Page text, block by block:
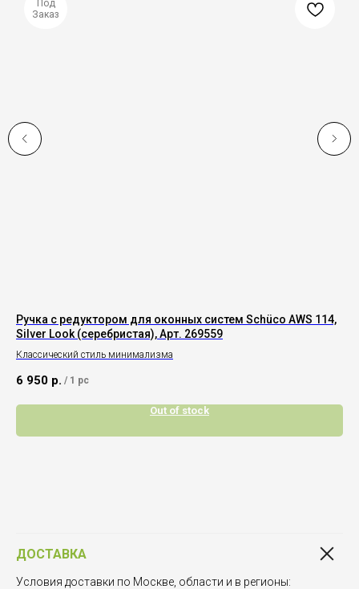
Под
Заказ
Ручка с редуктором для оконных систем Schüco AWS 114,
Silver Look (серебристая), Арт. 269559
Классический стиль минимализма
6 950 р. / 1 pc
Out of stock
ДОСТАВКА
Условия доставки по Москве, области и в регионы: